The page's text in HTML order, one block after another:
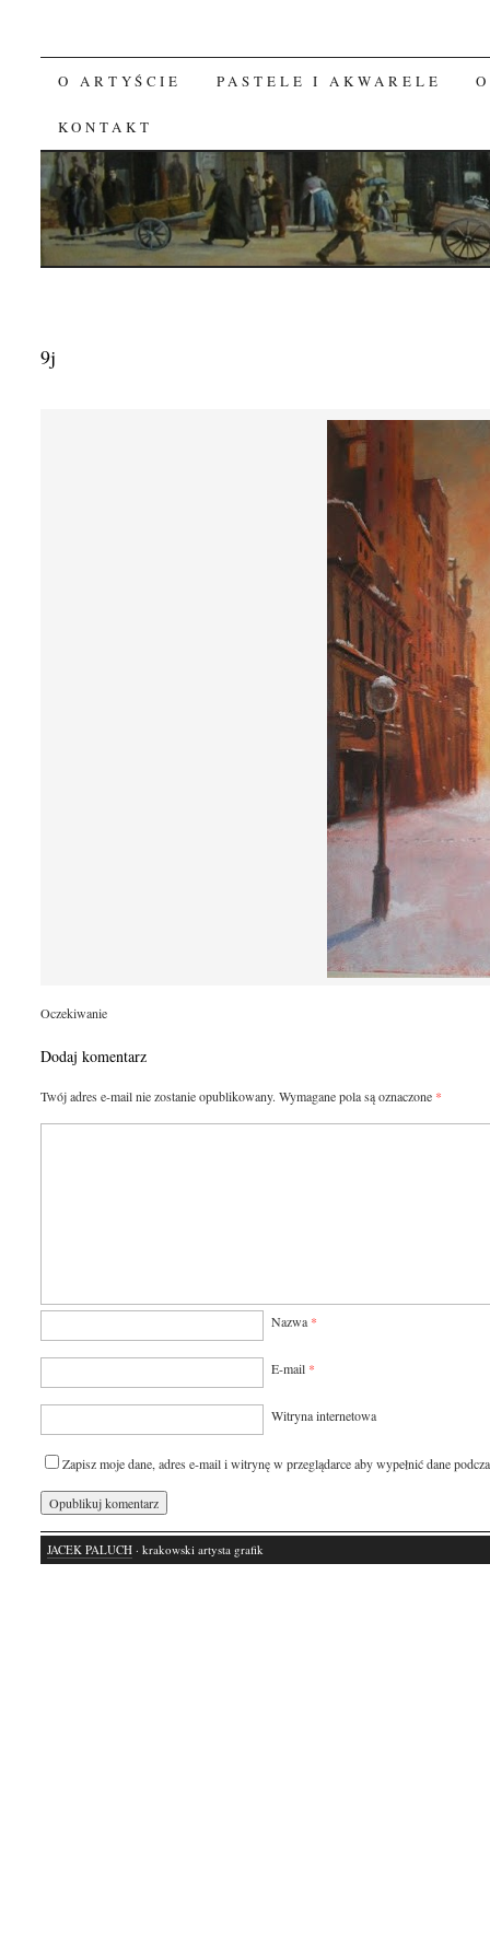
SKIP TO CONTENT
O ARTYŚCIE PASTELE I AKWARELE
KONTAKT
9j
Oczekiwanie
Dodaj komentarz
Twój adres e-mail nie zostanie opublikowany. Wymagane pola są oznaczone *
Nazwa *
E-mail *
Witryna internetowa
Zapisz moje dane, adres e-mail i witrynę w przeglądarce aby wypełnić dane
JACEK PALUCH · krakowski artysta grafik